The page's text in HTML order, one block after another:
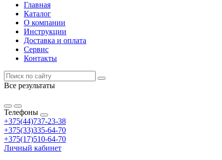
Главная
Каталог
О компании
Инструкции
Доставка и оплата
Сервис
Контакты
Все результаты
Телефоны
+375(44)737-23-38
+375(33)335-64-70
+375(17)510-64-70
Личный кабинет